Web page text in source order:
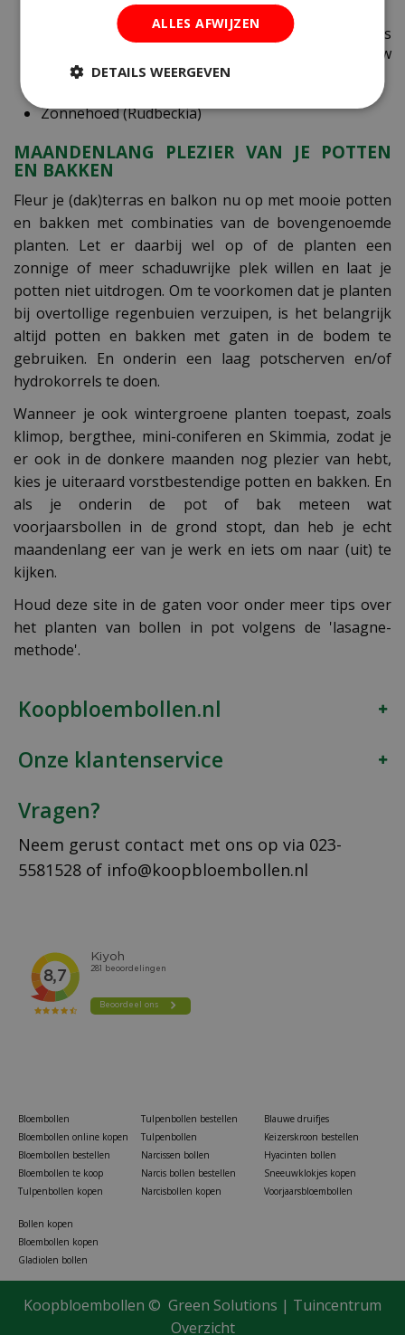
Kleine siergrassen, zoals fazantstaargras, Japans
berggras (Hakonechloa macra) en blauw
schapengras (Festuca glauca)
Zonnehoed (Rudbeckia)
MAANDENLANG PLEZIER VAN JE POTTEN
EN BAKKEN
Fleur je (dak)terras en balkon nu op met mooie potten
en bakken met combinaties van de bovengenoemde
planten. Let er daarbij wel op of de planten een
zonnige of meer schaduwrijke plek willen en laat je
potten niet uitdrogen. Om te voorkomen dat je planten
bij overtollige regenbuien verzuipen, is het belangrijk
altijd potten en bakken met gaten in de bodem te
gebruiken. En onderin een laag potscherven en/of
hydrokorrels te doen.
Wanneer je ook wintergroene planten toepast, zoals
klimop, bergthee, mini-coniferen en Skimmia, zodat je
er ook in de donkere maanden nog plezier van hebt,
kies je uiteraard vorstbestendige potten en bakken. En
als je onderin de pot of bak meteen wat
voorjaarsbollen in de grond stopt, dan heb je echt
maandenlang eer van je werk en iets om naar (uit) te
kijken.
Houd deze site in de gaten voor onder meer tips over
het planten van bollen in pot volgens de 'lasagne-
methode'.
Koopbloembollen.nl
Onze klantenservice
Vragen?
Neem gerust contact met ons op via 023-
5581528 of info@koopbloembollen.nl
Bloembollen
Bloembollen online kopen
Bloembollen bestellen
Bloembollen te koop
Tulpenbollen kopen
Tulpenbollen bestellen
Tulpenbollen
Narcissen bollen
Narcis bollen bestellen
Narcisbollen kopen
Blauwe druifjes
Keizerskroon bestellen
Hyacinten bollen
Sneeuwklokjes kopen
Voorjaarsbloembollen
Bollen kopen
Bloembollen kopen
Gladiolen bollen
Koopbloembollen © Green Solutions | Tuincentrum
Overzicht
ALLES AFWIJZEN
DETAILS WEERGEVEN